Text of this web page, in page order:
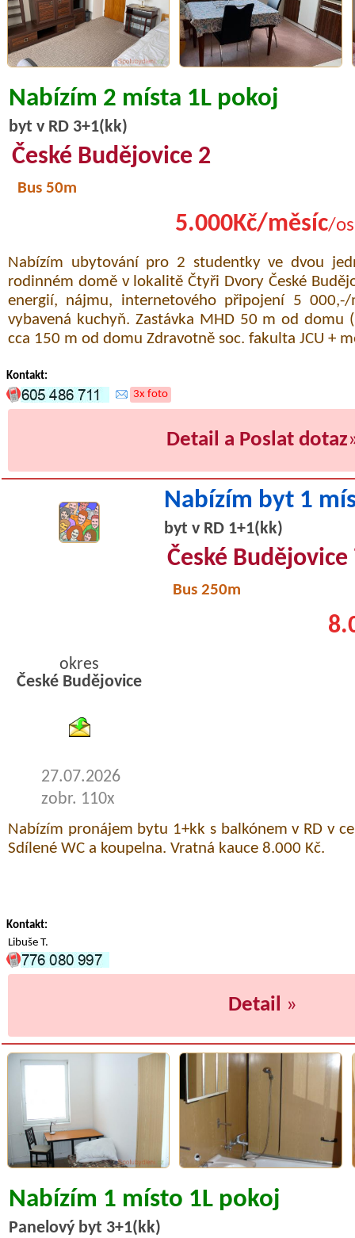
Nabízím 2 místa 1L pokoj
byt v RD 3+1(kk)
České Budějovice 2
Bus 50m
5.000Kč/měsíc/
Nabízím ubytování pro 2 studentky ve dvou
rodinném domě v lokalitě Čtyři Dvory České
energií, nájmu, internetového připojení 5 000,-/
vybavená kuchyň. Zastávka MHD 50 m od domu
cca 150 m od domu Zdravotně soc. fakulta JCU +
Kontakt:
3x foto
Detail a Poslat dotaz
Nabízím byt 1
byt v RD 1+1(kk)
České Budějovice
Bus 250m
okres
České Budějovice
27.07.2026
zobr. 110x
Nabízím pronájem bytu 1+kk s balkónem v RD v
Sdílené WC a koupelna. Vratná kauce 8.000 Kč.
Kontakt:
Libuše T.
Detail »
Nabízím 1 místo 1L pokoj
Panelový byt 3+1(kk)